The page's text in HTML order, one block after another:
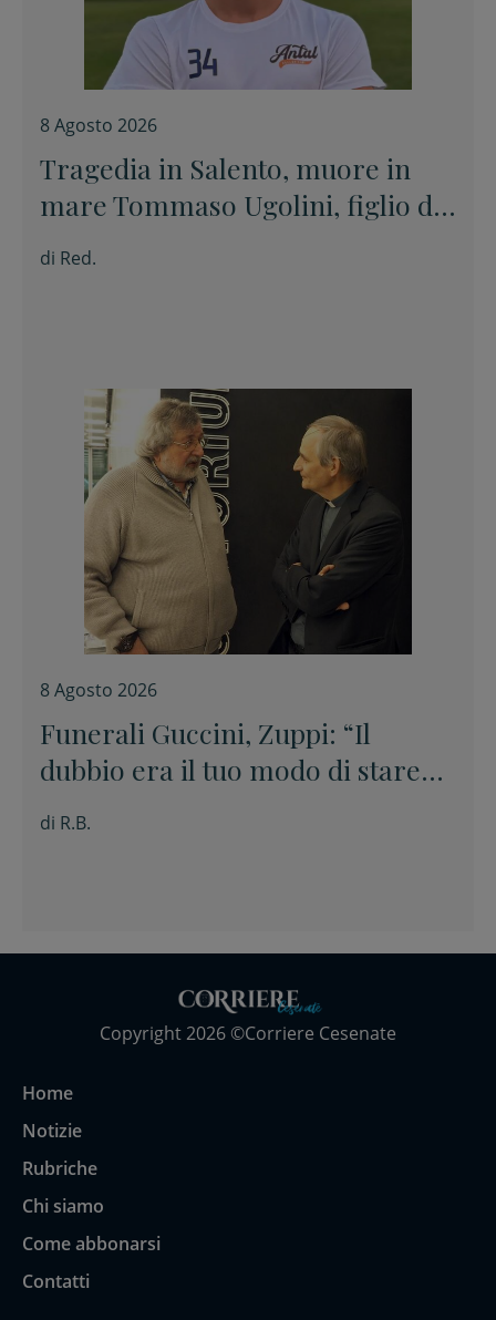
8 Agosto 2026
Tragedia in Salento, muore in
mare Tommaso Ugolini, figlio del
primario di Chirurgia e nipote
di Red.
8 Agosto 2026
Funerali Guccini, Zuppi: “Il
dubbio era il tuo modo di stare
davanti alle cose senza barare”
di R.B.
Copyright 2026 ©Corriere Cesenate
Home
Notizie
Rubriche
Chi siamo
Come abbonarsi
Contatti